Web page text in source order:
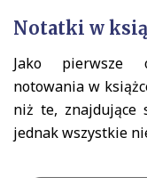
Notatki w
Jako pierwsze
notowania w
niż te, znajdujące
jednak wszystkie